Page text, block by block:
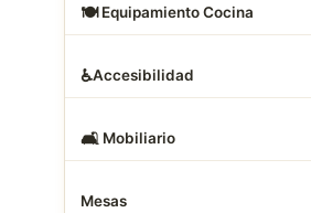
🍽️ Equipamiento Cocina
♿Accesibilidad
🛋 ️ Mobiliario
Mesas